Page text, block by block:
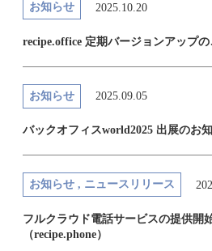
お知らせ 2025.10.20
recipe.office 定期バージョンアップの
お知らせ 2025.09.05
バックオフィスworld2025 出展のお
お知らせ , ニュースリリース
フルクラウド電話サービスの提供開
（recipe.phone）